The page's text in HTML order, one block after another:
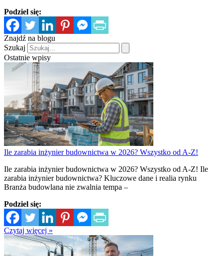
Podziel się:
Znajdź na blogu
Szukaj
Ostatnie wpisy
Ile zarabia inżynier budownictwa w 2026? Wszystko od A-Z!
Ile zarabia inżynier budownictwa w 2026? Wszystko od A-Z! Ile
zarabia inżynier budownictwa? Kluczowe dane i realia rynku
Branża budowlana nie zwalnia tempa –
Podziel się:
Czytaj więcej »